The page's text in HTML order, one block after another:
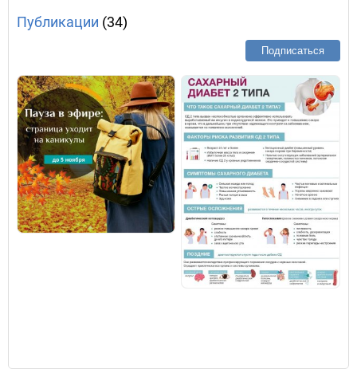
Публикации (34)
Подписаться